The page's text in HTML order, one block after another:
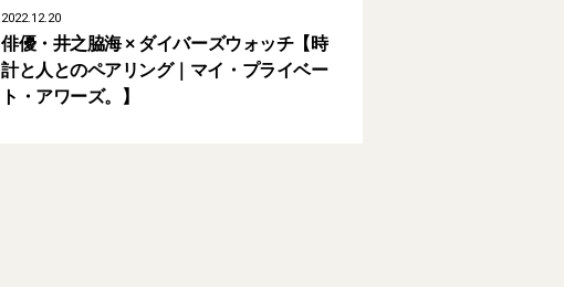
2022.12.20
俳優・井之脇海 × ダイバーズウォッチ【時
計と人とのペアリング｜マイ・プライベー
ト・アワーズ。】